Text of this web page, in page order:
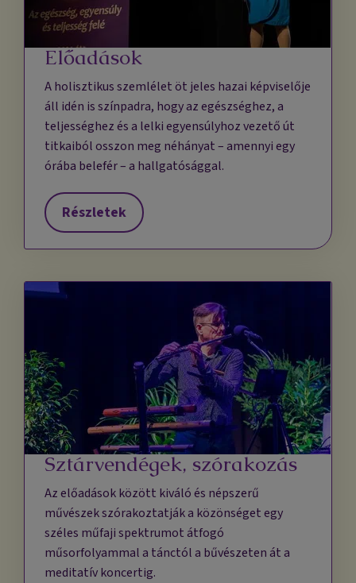
Előadások
A holisztikus szemlélet öt jeles hazai képviselője
áll idén is színpadra, hogy az egészséghez, a
teljességhez és a lelki egyensúlyhoz vezető út
titkaiból osszon meg néhányat – amennyi egy
órába belefér – a hallgatósággal.
Részletek
Sztárvendégek, szórakozás
Az előadások között kiváló és népszerű
művészek szórakoztatják a közönséget egy
széles műfaji spektrumot átfogó
műsorfolyammal a tánctól a bűvészeten át a
meditatív koncertig.